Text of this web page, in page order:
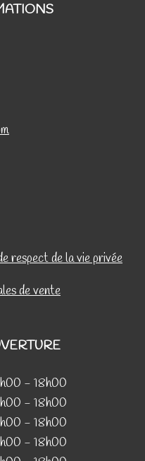
respect de la vie privée
de vente
- 18h00
- 18h00
- 18h00
- 18h00